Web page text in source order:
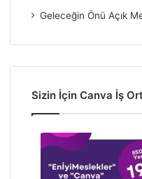
Geleceğin Önü Açık
Sizin İçin Canva İş